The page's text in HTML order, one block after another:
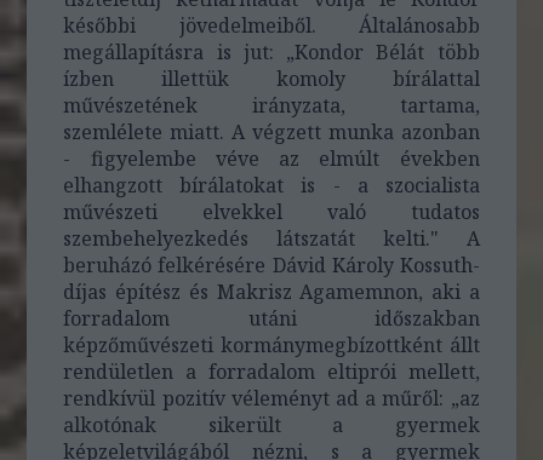
későbbi jövedelmeiből. Általánosabb
megállapításra is jut: „Kondor Bélát több
ízben illettük komoly bírálattal
művészetének irányzata, tartama,
szemlélete miatt. A végzett munka azonban
- figyelembe véve az elmúlt években
elhangzott bírálatokat is - a szocialista
művészeti elvekkel való tudatos
szembehelyezkedés látszatát kelti." A
beruházó felkérésére Dávid Károly Kossuth-
díjas építész és Makrisz Agamemnon, aki a
forradalom utáni időszakban
képzőművészeti kormánymegbízottként állt
rendületlen a forradalom eltiprói mellett,
rendkívül pozitív véleményt ad a műről: „az
alkotónak sikerült a gyermek
képzeletvilágából nézni, s a gyermek